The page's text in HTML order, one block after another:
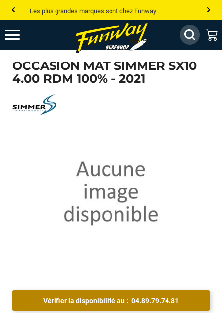
Les plus grandes marques sont chez Funway
Jusqu’à -75% de remise sur le windsurf, wingfoil, etc...
💰 Meilleur prix garanti — Moins cher ailleurs ? On s’aligne !
Besoin de conseils de pro ? Appelle nous !
OCCASION MAT SIMMER SX10
4.00 RDM 100% - 2021
Vérifier la disponibilité au : 04.89.79.74.81